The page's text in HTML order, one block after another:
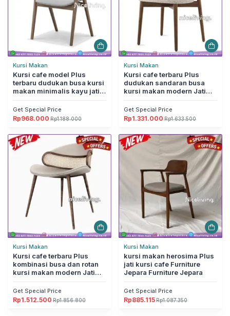
Kursi Makan
Kursi cafe model Plus
terbaru dudukan busa kursi
makan minimalis kayu jati
Get Special Price
Rp1.188.000
Harga
adalah:
Rp1.188.000.
Rp968.000
Harga
ini
adalah:
Rp968.000.
Kursi Makan
Kursi cafe terbaru Plus
dudukan sandaran busa
kursi makan modern Jati
Get Special Price
Rp1.633.500
Harga
adalah:
Rp1.633.500.
Rp1.331.000
Harga
ini
adalah:
Rp1.331.000.
Kursi Makan
Kursi cafe terbaru Plus
kombinasi busa dan rotan
kursi makan modern Jati
Get Special Price
Rp1.856.800
Harga
Rp1.512.500
Harga
Kursi Makan
kursi makan herosima Plus
jati kursi cafe Furniture
Jepara Furniture Jepara
Get Special Price
Rp1.087.350
Harga
Rp885.115
Harga